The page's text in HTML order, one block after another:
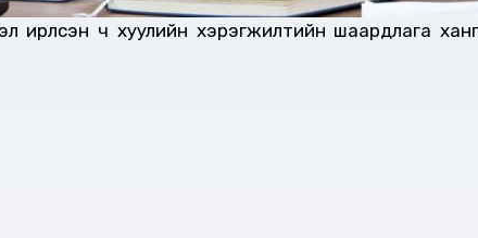
ирүүлсэн ч хуулийн хэрэгжилтийн шаардлага